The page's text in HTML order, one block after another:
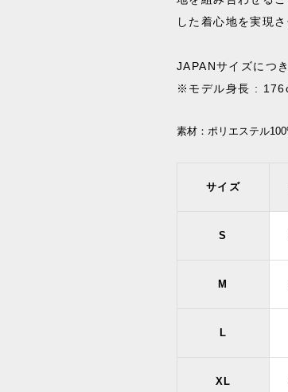
した着心地を実現さ
JAPANサイズにつ
※モデル身長 :
素材： ポリエステル
サイズ
S
M
L
XL